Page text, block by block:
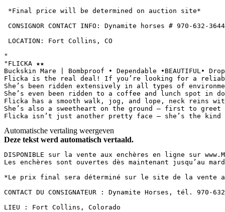
*Final price will be determined on auction site*
CONSIGNOR CONTACT INFO: Dynamite horses # 970-632-3644
LOCATION: Fort Collins, CO
"
"FLICKA ★★
Buckskin Mare | Bombproof • Dependable •BEAUTIFUL•
Flicka is the real deal! If you’re looking for a
She’s been ridden extensively in all types of
She’s even been ridden to a coffee and lunch spot in
Flicka has a smooth walk, jog, and lope, neck reins
She’s also a sweetheart on the ground — first to
Flicka isn’t just another pretty face — she’s the kind
Automatische vertaling weergeven
Deze tekst werd automatisch vertaald.
DISPONIBLE sur la vente aux enchères en ligne sur
Les enchères sont ouvertes dès maintenant
*Le prix final sera déterminé sur le site de la vente
CONTACT DU CONSIGNATEUR : Dynamite Horses, tél. 970-
LIEU : Fort Collins, Colorado